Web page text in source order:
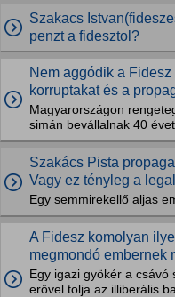
Szakacs
penzt a fidesztol?
Nem aggódik a
korruptakat és a
Magyarországon
simán bevállalnak 40
Szakács Pista
Vagy ez tényleg a
Egy semmirekellő aljas
A Fidesz komolyan
megmondó embernek
Egy igazi gyökér a
erővel tolja az illiberális